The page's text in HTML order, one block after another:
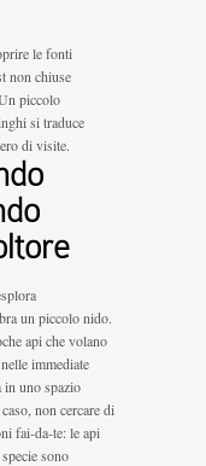
le fonti
non chiuse
piccolo
si traduce
di visite.
un piccolo nido.
api che volano
immediate
in uno spazio
non cercare di
fai-da-te: le api
sono